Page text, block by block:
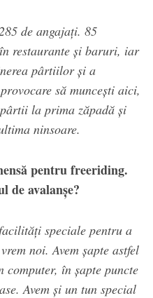
de angajați. 85
restaurante și baruri, iar
pârtiilor și a
să muncești aici,
la prima zăpadă și
ninsoare.
pentru freeriding.
de avalanșe?
speciale pentru a
noi. Avem șapte astfel
în șapte puncte
Avem și un tun special